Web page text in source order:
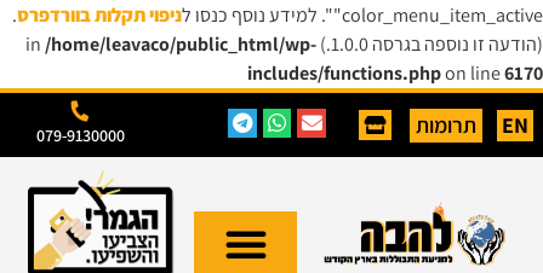
"color_menu_item_active". למידע נוסף כנסו ל
ניפוי תקלות בוורדפרס.
(הודעה זו נוספה בגרסה 1.0.0.) in
/home/leavaco/public_html/wp-
includes/functions.phpon line6170
EN תרומות 079-9130000